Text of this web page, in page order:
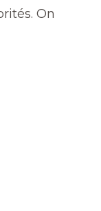
On